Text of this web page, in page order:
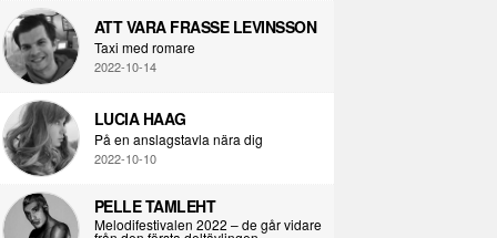
ATT VARA FRASSE LEVINSSON
Taxi med romare
2022-10-14
LUCIA HAAG
På en anslagstavla nära dig
2022-10-10
PELLE TAMLEHT
Melodifestivalen 2022 – de går vidare